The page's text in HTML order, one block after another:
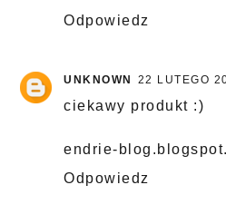
Odpowiedz
UNKNOWN 22 LUTEGO
ciekawy produkt :)
endrie-
Odpowiedz